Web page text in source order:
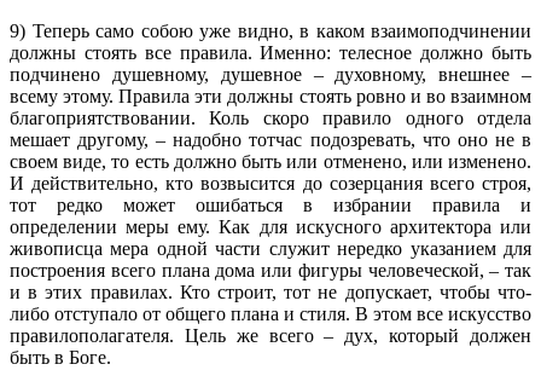
9) Теперь само собою уже видно, в каком взаимоподчинении
должны стоять все правила. Именно: телесное должно быть
подчинено душевному, душевное – духовному, внешнее –
всему этому. Правила эти должны стоять ровно и во взаимном
благоприятствовании. Коль скоро правило одного отдела
мешает другому, – надобно тотчас подозревать, что оно не в
своем виде, то есть должно быть или отменено, или изменено.
И действительно, кто возвысится до созерцания всего строя,
тот редко может ошибаться в избрании правила и
определении меры ему. Как для искусного архитектора или
живописца мера одной части служит нередко указанием для
построения всего плана дома или фигуры человеческой, – так
и в этих правилах. Кто строит, тот не допускает, чтобы что-
либо отступало от общего плана и стиля. В этом все искусство
правилополагателя. Цель же всего – дух, который должен
быть в Боге.